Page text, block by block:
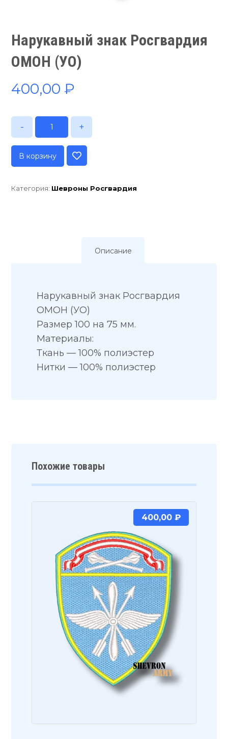
Нарукавный знак Росгвардия
ОМОН (УО)
400,00₽
- +
В корзину
Категория: Шевроны Росгвардия
Описание
Нарукавный знак Росгвардия
ОМОН (УО)
Размер 100 на 75 мм.
Материалы:
Ткань — 100% полиэстер
Нитки — 100% полиэстер
Похожие товары
400,00 ₽